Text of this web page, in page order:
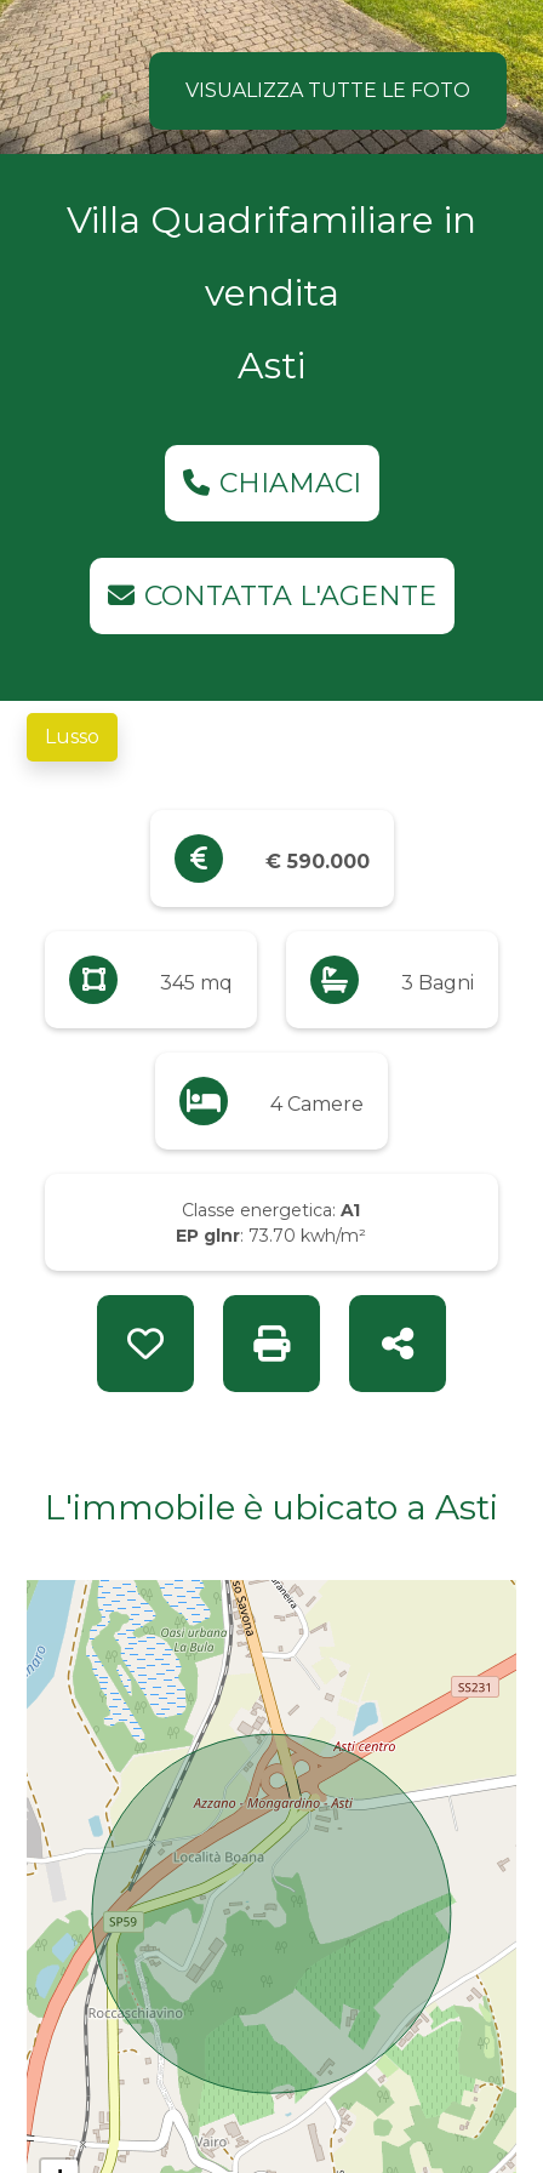
VISUALIZZA TUTTE LE FOTO
Villa Quadrifamiliare in
vendita
Asti
CHIAMACI
CONTATTA L'AGENTE
Lusso
€ 590.000
345 mq 3 Bagni
4 Camere
Classe energetica:A1
EP glnr: 73.70 kwh/m²
Preferiti: Rif. INT 14702Stampa: Rif. INT 14702
Condividi
L'immobile è ubicato a Asti
COSA
CERCANO
NOSTRI
Comune
Tipologia
Prezzo
Fino a € 5.000
Da € 5.000 a € 10.000
Da € 10.000 a € 20.000
Da € 50.000 a € 100.000
Da € 200.000 a € 400.000
Da € 400.000 a € 600.000
Da € 2.000.000 a € 5.000.000
Da € 5.000.000 a € 10.000.000
Oltre € 10.000.000
Totale
mq
Locali
minimi